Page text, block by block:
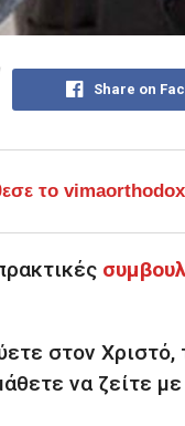
Share on
το
στον
να ζείτε